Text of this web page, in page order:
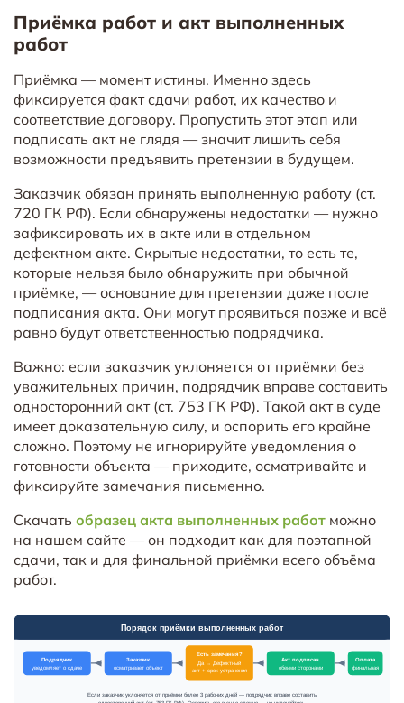
Приёмка работ и акт выполненных
работ
Приёмка — момент истины. Именно здесь
фиксируется факт сдачи работ, их качество и
соответствие договору. Пропустить этот этап или
подписать акт не глядя — значит лишить себя
возможности предъявить претензии в будущем.
Заказчик обязан принять выполненную работу (ст.
720 ГК РФ). Если обнаружены недостатки — нужно
зафиксировать их в акте или в отдельном
дефектном акте. Скрытые недостатки, то есть те,
которые нельзя было обнаружить при обычной
приёмке, — основание для претензии даже после
подписания акта. Они могут проявиться позже и всё
равно будут ответственностью подрядчика.
Важно: если заказчик уклоняется от приёмки без
уважительных причин, подрядчик вправе составить
односторонний акт (ст. 753 ГК РФ). Такой акт в суде
имеет доказательную силу, и оспорить его крайне
сложно. Поэтому не игнорируйте уведомления о
готовности объекта — приходите, осматривайте и
фиксируйте замечания письменно.
Скачать образец акта выполненных работ можно
на нашем сайте — он подходит как для поэтапной
сдачи, так и для финальной приёмки всего объёма
работ.